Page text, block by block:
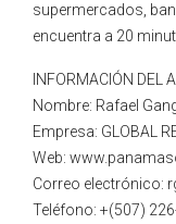
supermercados,
encuentra a 20
INFORMACIÓN DEL
Nombre: Rafael
Empresa: GLOBAL
Web:
Correo electrónico:
Teléfono: +(507)